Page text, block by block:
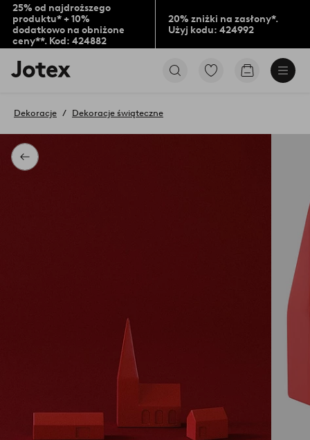
25% od najdroższego
produktu* + 10%
dodatkowo na obniżone
ceny**. Kod: 424882
20% zniżki na zasłony*.
Użyj kodu: 424992
Logo
Jotex
na
stronę
PrzejdźPrzejdź
Powrót
Dekoracje Dekoracje świąteczne